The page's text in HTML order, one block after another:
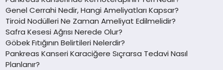
Genel Cerrahi Nedir, Hangi Ameliyatları Kapsar?
Tiroid Nodülleri Ne Zaman Ameliyat Edilmelidir?
Safra Kesesi Ağrısı Nerede Olur?
Göbek Fıtığının Belirtileri Nelerdir?
Pankreas Kanseri Karaciğere Sıçrarsa Tedavi Nasıl
Planlanır?